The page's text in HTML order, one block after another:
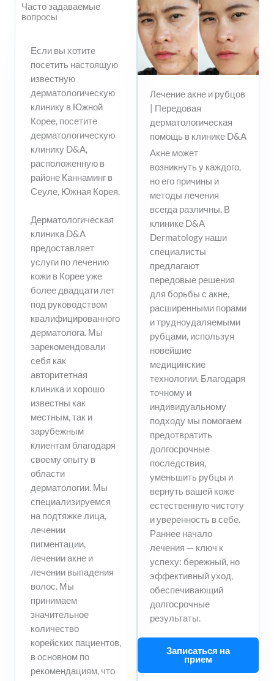
Часто задаваемые
вопросы
Если вы хотите
посетить настоящую
известную
дерматологическую
клинику в Южной
Корее, посетите
дерматологическую
клинику D&A,
расположенную в
районе Каннаминг в
Сеуле, Южная Корея.
Дерматологическая
клиника D&A
предоставляет
услуги по лечению
кожи в Корее уже
более двадцати лет
под руководством
квалифицированного
дерматолога. Мы
зарекомендовали
себя как
авторитетная
клиника и хорошо
известны как
местным, так и
зарубежным
клиентам благодаря
своему опыту в
области
дерматологии. Мы
специализируемся
на подтяжке лица,
лечении
пигментации,
лечении акне и
лечении выпадения
волос. Мы
принимаем
значительное
количество
корейских пациентов,
в основном по
рекомендациям, что
Лечение акне и рубцов
| Передовая
дерматологическая
помощь в клинике D&A
Акне может
возникнуть у каждого,
но его причины и
методы лечения
всегда различны. В
клинике D&A
Dermatology наши
специалисты
предлагают
передовые решения
для борьбы с акне,
расширенными порами
и трудноудаляемыми
рубцами, используя
новейшие
медицинские
технологии. Благодаря
точному и
индивидуальному
подходу мы помогаем
предотвратить
долгосрочные
последствия,
уменьшить рубцы и
вернуть вашей коже
естественную чистоту
и уверенность в себе.
Раннее начало
лечения — ключ к
успеху: бережный, но
эффективный уход,
обеспечивающий
долгосрочные
результаты.
Записаться на
прием